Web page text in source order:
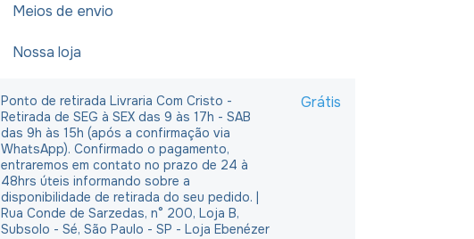
Meios de envio
Nossa loja
Ponto de retirada Livraria Com Cristo -
Retirada de SEG à SEX das 9 às 17h - SAB
das 9h às 15h (após a confirmação via
WhatsApp). Confirmado o pagamento,
entraremos em contato no prazo de 24 à
48hrs úteis informando sobre a
disponibilidade de retirada do seu pedido. |
Rua Conde de Sarzedas, n° 200, Loja B,
Subsolo - Sé, São Paulo - SP - Loja Ebenézer
Grátis